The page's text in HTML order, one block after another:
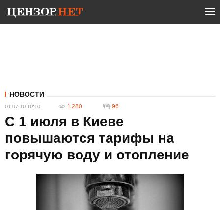
НОВОСТИ
01.07.10 10:10 1 280 96
С 1 июля в Киеве
повышаются тарифы на
горячую воду и отопление